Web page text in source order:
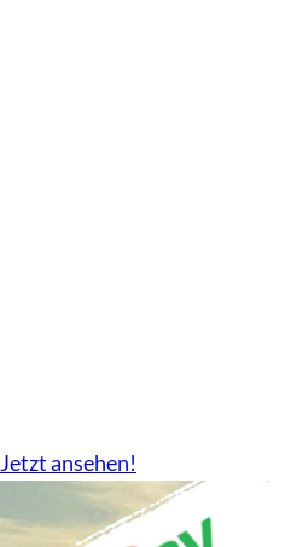
Jetzt ansehen!